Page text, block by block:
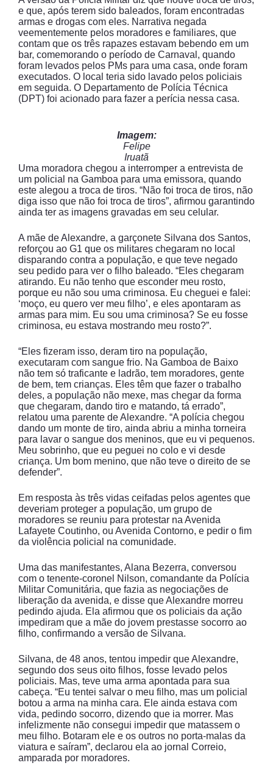
e que, após terem sido baleados, foram encontradas
armas e drogas com eles. Narrativa negada
veementemente pelos moradores e familiares, que
contam que os três rapazes estavam bebendo em um
bar, comemorando o período de Carnaval, quando
foram levados pelos PMs para uma casa, onde foram
executados. O local teria sido lavado pelos policiais
em seguida. O Departamento de Polícia Técnica
(DPT) foi acionado para fazer a perícia nessa casa.
Imagem:
Felipe
Iruatã
Uma moradora chegou a interromper a entrevista de
um policial na Gamboa para uma emissora, quando
este alegou a troca de tiros. “Não foi troca de tiros, não
diga isso que não foi troca de tiros”, afirmou garantindo
ainda ter as imagens gravadas em seu celular.
A mãe de Alexandre, a garçonete Silvana dos Santos,
reforçou ao G1 que os militares chegaram no local
disparando contra a população, e que teve negado
seu pedido para ver o filho baleado. “Eles chegaram
atirando. Eu não tenho que esconder meu rosto,
porque eu não sou uma criminosa. Eu cheguei e falei:
‘moço, eu quero ver meu filho’, e eles apontaram as
armas para mim. Eu sou uma criminosa? Se eu fosse
criminosa, eu estava mostrando meu rosto?”.
“Eles fizeram isso, deram tiro na população,
executaram com sangue frio. Na Gamboa de Baixo
não tem só traficante e ladrão, tem moradores, gente
de bem, tem crianças. Eles têm que fazer o trabalho
deles, a população não mexe, mas chegar da forma
que chegaram, dando tiro e matando, tá errado”,
relatou uma parente de Alexandre. “A polícia chegou
dando um monte de tiro, ainda abriu a minha torneira
para lavar o sangue dos meninos, que eu vi pequenos.
Meu sobrinho, que eu peguei no colo e vi desde
criança. Um bom menino, que não teve o direito de se
defender”.
Em resposta às três vidas ceifadas pelos agentes que
deveriam proteger a população, um grupo de
moradores se reuniu para protestar na Avenida
Lafayete Coutinho, ou Avenida Contorno, e pedir o fim
da violência policial na comunidade.
Uma das manifestantes, Alana Bezerra, conversou
com o tenente-coronel Nilson, comandante da Polícia
Militar Comunitária, que fazia as negociações de
liberação da avenida, e disse que Alexandre morreu
pedindo ajuda. Ela afirmou que os policiais da ação
impediram que a mãe do jovem prestasse socorro ao
filho, confirmando a versão de Silvana.
Silvana, de 48 anos, tentou impedir que Alexandre,
segundo dos seus oito filhos, fosse levado pelos
policiais. Mas, teve uma arma apontada para sua
cabeça. “Eu tentei salvar o meu filho, mas um policial
botou a arma na minha cara. Ele ainda estava com
vida, pedindo socorro, dizendo que ia morrer. Mas
infelizmente não consegui impedir que matassem o
meu filho. Botaram ele e os outros no porta-malas da
viatura e saíram”, declarou ela ao jornal Correio,
amparada por moradores.